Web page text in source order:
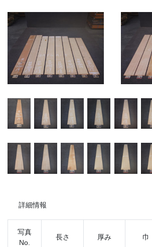
詳細情報
写真
No.
長さ 厚み 巾